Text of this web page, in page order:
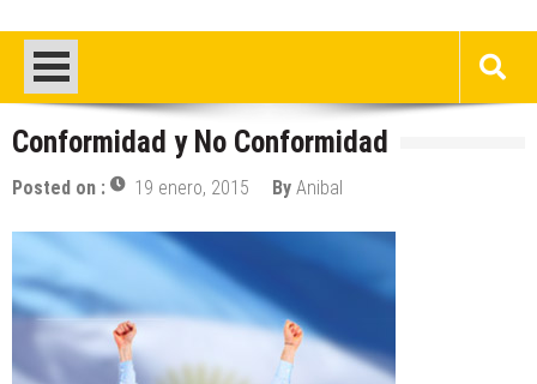
Conformidad y No Conformidad
Posted on : 19 enero, 2015 By Anibal